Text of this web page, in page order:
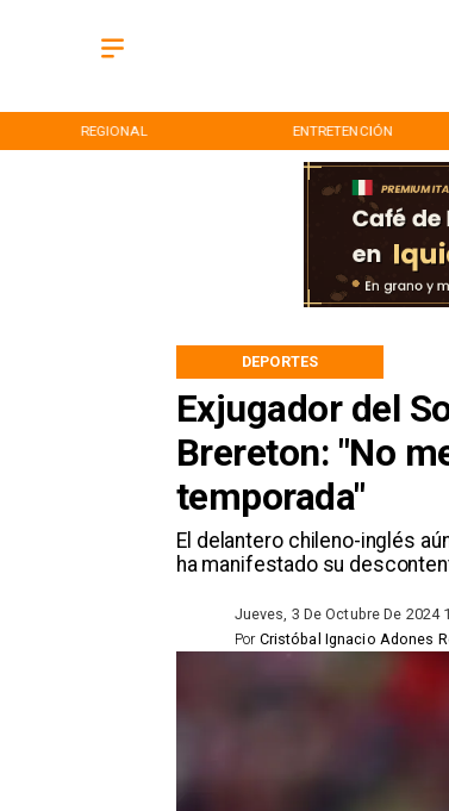
REGIONAL ENTRETENCIÓN
Exjugador del
Brereton: "No
temporada"
​El delantero chileno-inglés
ha manifestado su
DEPORTES
Jueves, 3 De Octubre De 2024
Cristóbal Ignacio Adones
Por